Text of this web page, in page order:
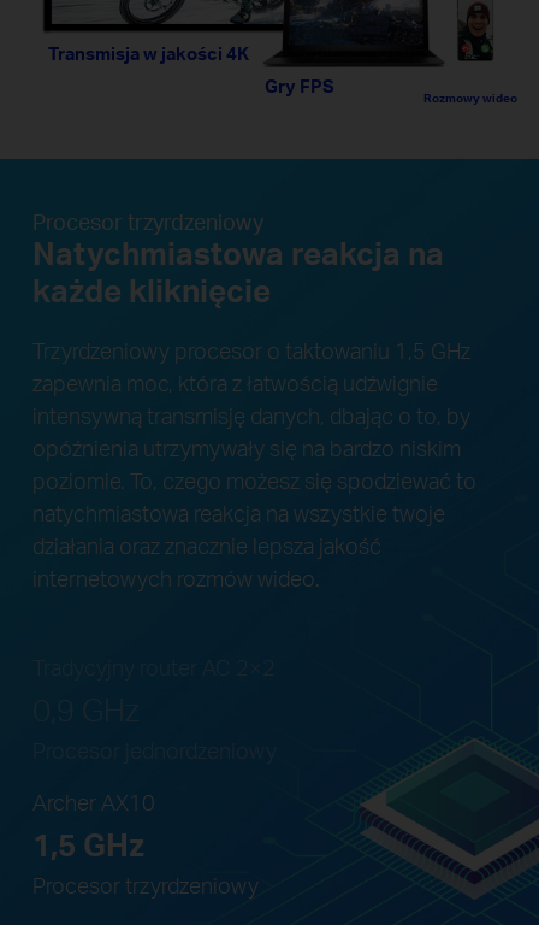
Transmisja w jakości 4K
Gry FPS
Rozmowy wideo
Procesor trzyrdzeniowy
Natychmiastowa reakcja na
każde kliknięcie
Trzyrdzeniowy procesor o taktowaniu 1,5 GHz
zapewnia moc, która z łatwością udźwignie
intensywną transmisję danych, dbając o to, by
opóźnienia utrzymywały się na bardzo niskim
poziomie. To, czego możesz się spodziewać to
natychmiastowa reakcja na wszystkie twoje
działania oraz znacznie lepsza jakość
internetowych rozmów wideo.
Archer AX10
1,5 GHz
Procesor trzyrdzeniowy